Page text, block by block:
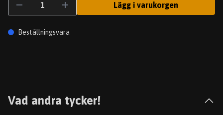
Lägg i varukorgen
Beställningsvara
Vad andra tycker!